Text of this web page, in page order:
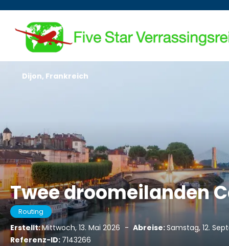
Twee droomeilanden
Routing
Erstellt:Mittwoch, 13. Mai 2026 - Abreise:Samstag, 12.
Referenz-ID: 7143266
Dijon, Frankreich